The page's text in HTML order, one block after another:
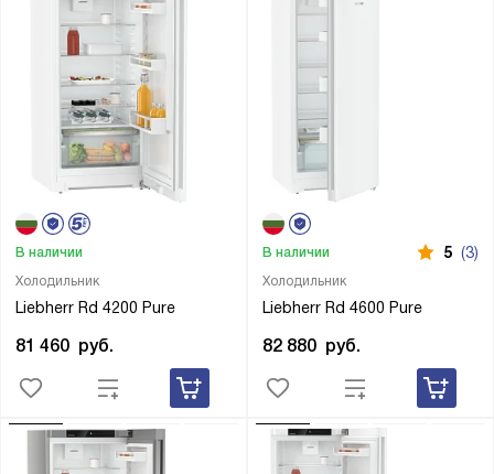
Холодильник
Liebherr Rd 4200 Pure
В наличии
81 460 руб.
Холодильник
Liebherr Rd 4600 Pure
В наличии 5 (3)
82 880 руб.